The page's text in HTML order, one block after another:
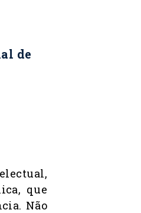
de
que
Não